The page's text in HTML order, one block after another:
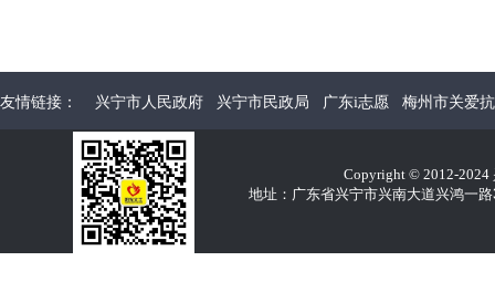
友情链接： 兴宁市人民政府 兴宁市民政局 广东i志愿 梅州市关爱
Copyright © 2012-
地址：广东省兴宁市兴南大道兴鸿一